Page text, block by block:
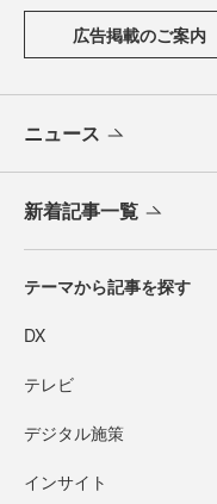
広告掲載のご案内
ニュース
新着記事一覧
テーマから記事を探す
DX
テレビ
デジタル施策
インサイト